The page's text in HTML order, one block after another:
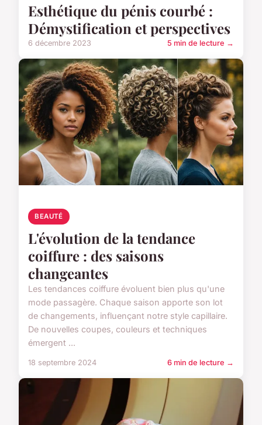
Esthétique du pénis courbé :
Démystification et perspectives
6 décembre 2023 5 min de lecture →
BEAUTÉ
L'évolution de la tendance
coiffure : des saisons
changeantes
Les tendances coiffure évoluent bien plus qu'une
mode passagère. Chaque saison apporte son lot
de changements, influençant notre style capillaire.
De nouvelles coupes, couleurs et techniques
émergent ...
18 septembre 2024 6 min de lecture →